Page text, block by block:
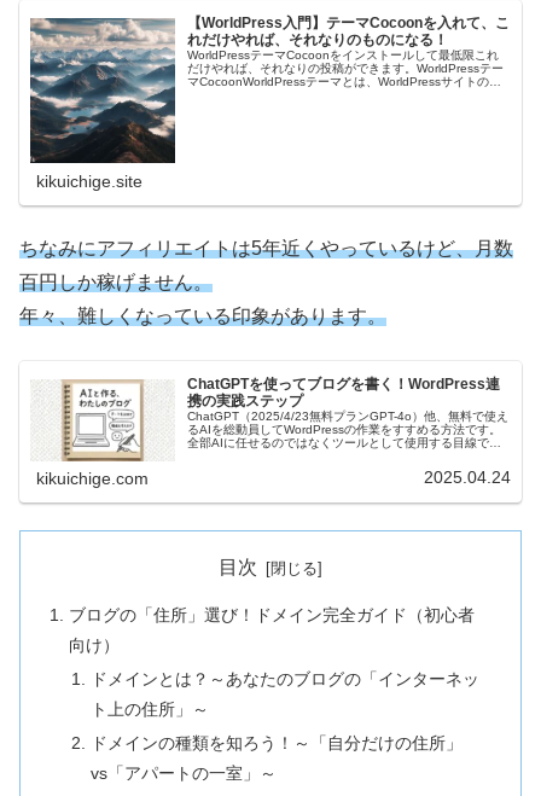
【WorldPress入門】テーマCocoonを入れて、こ
れだけやれば、それなりのものになる！
WorldPressテーマCocoonをインストールして最低限これ
だけやれば、それなりの投稿ができます。WorldPressテー
マCocoonWorldPressテーマとは、WorldPressサイトのデ
kikuichige.site
ちなみにアフィリエイトは5年近くやっているけど、月数
百円しか稼げません。
年々、難しくなっている印象があります。
ChatGPTを使ってブログを書く！WordPress連
携の実践ステップ
ChatGPT（2025/4/23無料プランGPT-4o）他、無料で使え
るAIを総動員してWordPressの作業をすすめる方法です。
全部AIに任せるのではなくツールとして使用する目線で
kikuichige.com 2025.04.24
目次
ブログの「住所」選び！ドメイン完全ガイド（初心者
向け）
ドメインとは？～あなたのブログの「インターネッ
ト上の住所」～
ドメインの種類を知ろう！～「自分だけの住所」
vs「アパートの一室」～